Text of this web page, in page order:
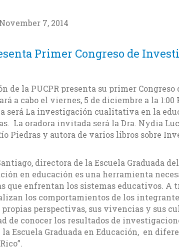
November 7, 2014
Primer Congreso de
de la PUCPR presenta su primer Congreso
a cabo el viernes, 5 de diciembre a la 1:00
será La investigación cualitativa en la
La oradora invitada será la Dra. Nydia
Piedras y autora de varios libros sobre
directora de la Escuela Graduada
en educación es una herramienta
que enfrentan los sistemas educativos. A
los comportamientos de los
perspectivas, sus vivencias y sus
de conocer los resultados de
Escuela Graduada en Educación, en